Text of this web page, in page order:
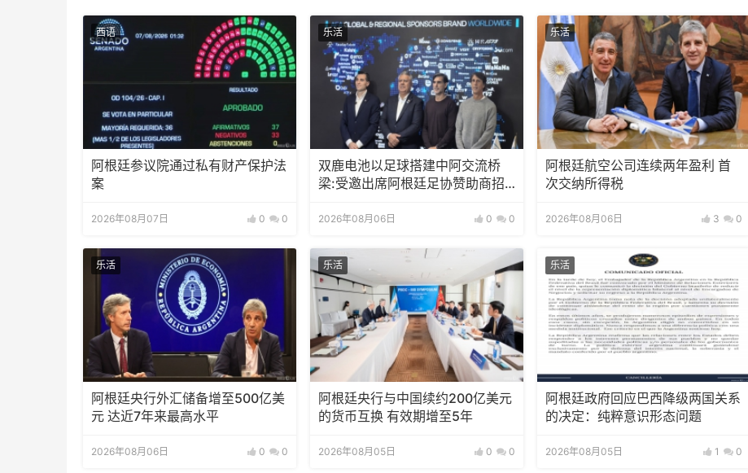
西语
阿根廷参议院通过私有财产保护法
案
2026年08月07日 0 0
乐活
双鹿电池以足球搭建中阿交流桥
梁:受邀出席阿根廷足协赞助商招
2026年08月06日 0 0
乐活
阿根廷航空公司连续两年盈利 首
次交纳所得税
2026年08月06日 3 0
乐活
阿根廷央行外汇储备增至500亿美
元 达近7年来最高水平
2026年08月06日 0 0
乐活
阿根廷央行与中国续约200亿美元
的货币互换 有效期增至5年
2026年08月05日 0 0
乐活
阿根廷政府回应巴西降级两国关系
的决定：纯粹意识形态问题
2026年08月05日 1 0